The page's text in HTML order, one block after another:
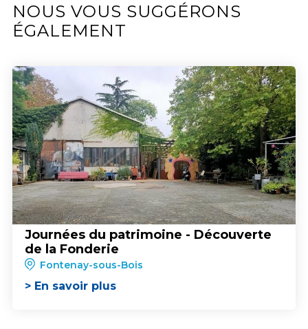
NOUS VOUS SUGGÉRONS
ÉGALEMENT
Journées du patrimoine - Découverte
de la Fonderie
Fontenay-sous-Bois
> En savoir plus